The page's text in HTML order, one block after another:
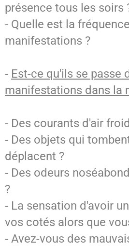
présence tous les soirs
- Quelle est la
manifestations ?
- Est-ce qu'ils se passe
manifestations dans la
- Des courants d'air
- Des objets qui
déplacent ?
- Des odeurs
?
- La sensation d'avoir
vos cotés alors que
- Avez-vous des